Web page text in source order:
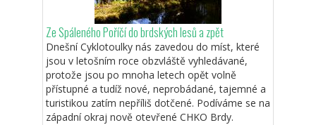
Ze Spáleného Poříčí do brdských lesů a zpět
Dnešní Cyklotoulky nás zavedou do míst, které
jsou v letošním roce obzvláště vyhledávané,
protože jsou po mnoha letech opět volně
přístupné a tudíž nové, neprobádané, tajemné a
turistikou zatím nepříliš dotčené. Podíváme se na
západní okraj nově otevřené CHKO Brdy.